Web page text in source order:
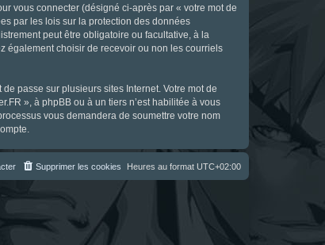
vous connecter (désigné ci-après par « votre mot de
par les lois sur la protection des données
peut être obligatoire ou facultative, à la
également choisir de recevoir ou non les courriels
passe sur plusieurs sites Internet. Votre mot de
», à phpBB ou à un tiers n’est habilitée à vous
vous demandera de soumettre votre nom
Heures au format UTC+02:00
Supprimer les cookies